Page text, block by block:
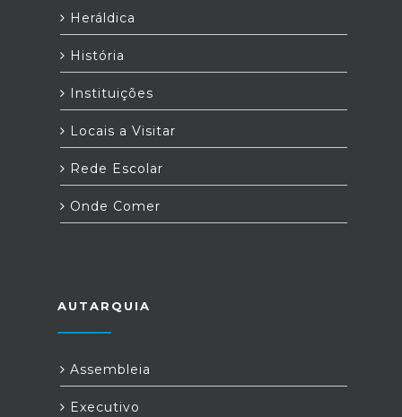
Heráldica
História
Instituições
Locais a Visitar
Rede Escolar
Onde Comer
AUTARQUIA
Assembleia
Executivo